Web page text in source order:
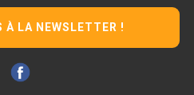
À LA NEWSLETTER !